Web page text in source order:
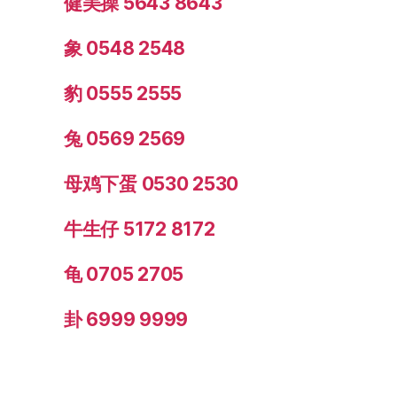
象 0548 2548
豹 0555 2555
兔 0569 2569
母鸡下蛋 0530 2530
牛生仔 5172 8172
龟 0705 2705
卦 6999 9999